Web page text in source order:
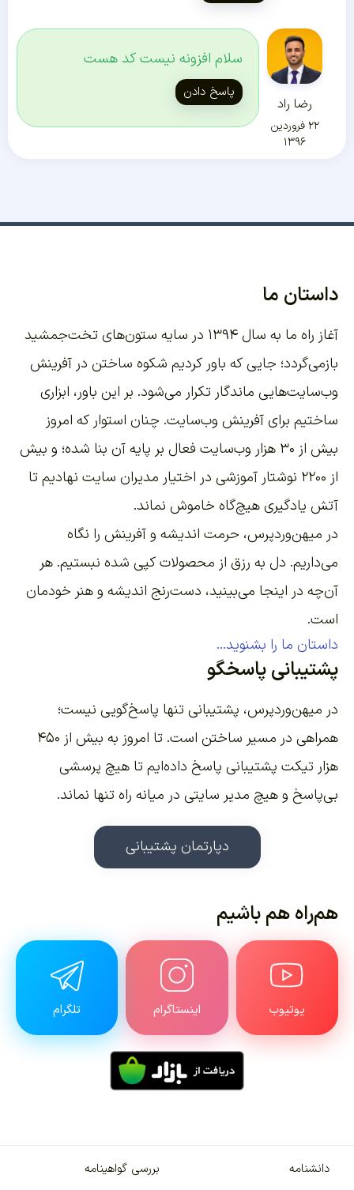
رضا راد
۲۲ فروردین
۱۳۹۶
سلام افزونه نیست کد هست
پاسخ دادن
داستان ما
آغاز راه ما به سال ۱۳۹۴ در سایه ستون‌های تخت‌جمشید
بازمی‌گردد؛ جایی که باور کردیم شکوه ساختن در آفرینش
وب‌سایت‌هایی ماندگار تکرار می‌شود. بر این باور، ابزاری
ساختیم برای آفرینش وب‌سایت. چنان استوار که امروز
بیش از ۳۰ هزار وب‌سایت فعال بر پایه آن بنا شده؛ و بیش
از ۲۲۰۰
نوشتار آموزشی در اختیار مدیران سایت نهادیم تا
آتش یادگیری هیچ‌گاه خاموش نماند.
در میهن‌وردپرس، حرمت اندیشه و آفرینش را نگاه
می‌داریم. دل به رزق از محصولات کپی شده نبستیم. هر
آن‌چه در اینجا می‌بینید، دست‌رنج اندیشه و هنر خودمان
است.
داستان ما را بشنوید...
پشتیبانی پاسخگو
در میهن‌وردپرس، پشتیبانی تنها پاسخ‌گویی نیست؛
همراهی در مسیر ساختن است. تا امروز به بیش از ۴۵۰
هزار تیکت پشتیبانی پاسخ داده‌ایم تا هیچ پرسشی
بی‌پاسخ و هیچ مدیر سایتی در میانه راه تنها نماند.
دپارتمان پشتیبانی
هم‌راه هم باشیم
یوتیوب اینستاگرام تلگرام
دانشنامه بررسی گواهینامه